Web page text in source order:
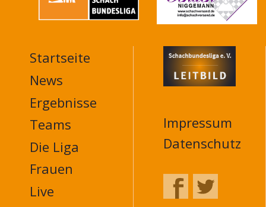
MAIN
NAVIGATION
FOOTER
Startseite
News
Ergebnisse
Teams
Die Liga
Frauen
Live
Impressum
Datenschutz